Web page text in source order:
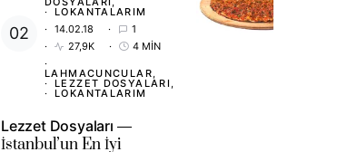
LOKANTALARIM
14.02.18
1
27,9K
4 MIN
LAHMACUNCULAR
LEZZET DOSYALARI
LOKANTALARIM
Lezzet Dosyaları
İstanbul’un En İyi